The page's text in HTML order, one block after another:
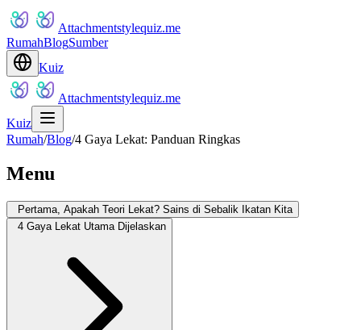
Attachmentstylequiz.me
RumahBlogSumber
Kuiz
Attachmentstylequiz.me
Kuiz
Rumah/Blog/4 Gaya Lekat: Panduan Ringkas
Menu
Pertama, Apakah Teori Lekat? Sains di Sebalik Ikatan Kita
4 Gaya Lekat Utama Dijelaskan